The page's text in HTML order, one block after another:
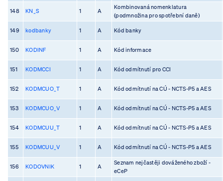
148 KN_S 1 A
Kombinovaná nomenklatura
(podmnožina pro spotřební daně)
149 kodbanky 1 A Kód banky
150 KODINF 1 A Kód informace
151 KODMCCI 1 A Kód odmítnutí pro CCI
152 KODMCUO_T 1 A Kód odmítnutí na CÚ - NCTS-P5 a AES
153 KODMCUO_V 1 A Kód odmítnutí na CÚ - NCTS-P5 a AES
154 KODMCUU_T 1 A Kód odmítnutí na CÚ - NCTS-P5 a AES
155 KODMCUU_V 1 A Kód odmítnutí na CÚ - NCTS-P5 a AES
156 KODOVNIK 1 A
Seznam nejčastěji dováženého zboží -
eCeP